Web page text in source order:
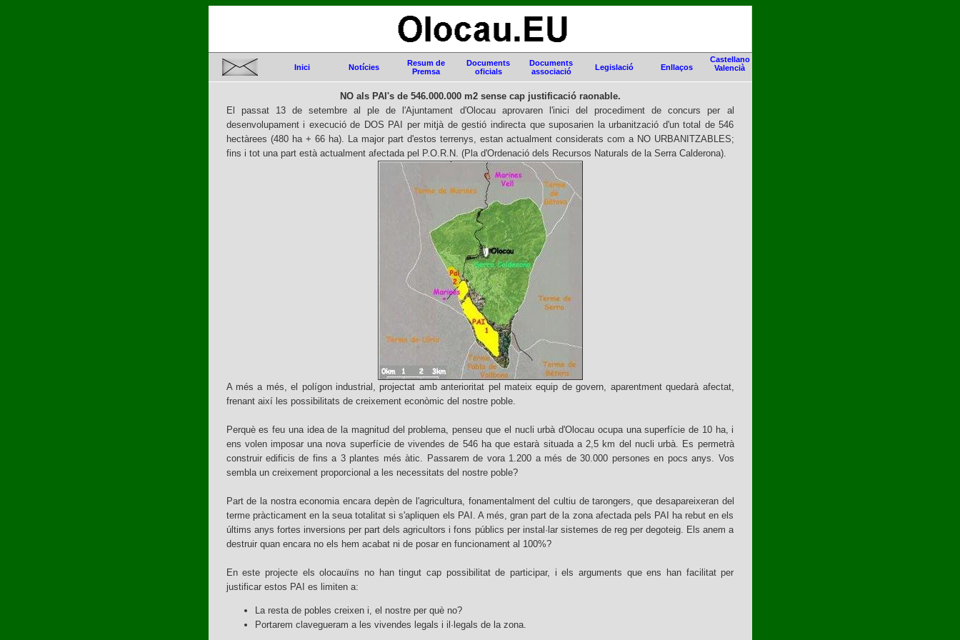
Inici Notícies
Resum de
Premsa
Documents
oficials
Documents
associació
Legislació Enllaços
Castellano
Valencià
NO als PAI's de 546.000.000 m2 sense cap justificació raonable.
El passat 13 de setembre al ple de l'Ajuntament d'Olocau aprovaren l'inici del procediment de concurs per al
desenvolupament i execució de DOS PAI per mitjà de gestió indirecta que suposarien la urbanització d'un total de 546
hectàrees (480 ha + 66 ha). La major part d'estos terrenys, estan actualment considerats com a NO URBANITZABLES;
fins i tot una part està actualment afectada pel P.O.R.N. (Pla d'Ordenació dels Recursos Naturals de la Serra Calderona).
A més a més, el polígon industrial, projectat amb anterioritat pel mateix equip de govern, aparentment quedarà afectat,
frenant així les possibilitats de creixement econòmic del nostre poble.
Perquè es feu una idea de la magnitud del problema, penseu que el nucli urbà d'Olocau ocupa una superfície de 10 ha, i
ens volen imposar una nova superfície de vivendes de 546 ha que estarà situada a 2,5 km del nucli urbà. Es permetrà
construir edificis de fins a 3 plantes més àtic. Passarem de vora 1.200 a més de 30.000 persones en pocs anys. Vos
sembla un creixement proporcional a les necessitats del nostre poble?
Part de la nostra economia encara depèn de l'agricultura, fonamentalment del cultiu de tarongers, que desapareixeran del
terme pràcticament en la seua totalitat si s'apliquen els PAI. A més, gran part de la zona afectada pels PAI ha rebut en els
últims anys fortes inversions per part dels agricultors i fons públics per instal·lar sistemes de reg per degoteig. Els anem a
destruir quan encara no els hem acabat ni de posar en funcionament al 100%?
En este projecte els olocauïns no han tingut cap possibilitat de participar, i els arguments que ens han facilitat per
justificar estos PAI es limiten a:
La resta de pobles creixen i, el nostre per què no?
Portarem clavegueram a les vivendes legals i il·legals de la zona.